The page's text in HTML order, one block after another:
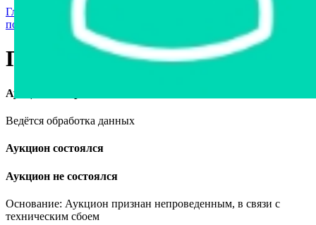
Главная страница
полуприцепы
Прицеп МАЗ 857100
Прицеп МАЗ 857100
Аукцион завершён
Ведётся обработка данных
Аукцион состоялся
Аукцион не состоялся
Основание: Аукцион признан непроведенным, в связи с
техническим сбоем